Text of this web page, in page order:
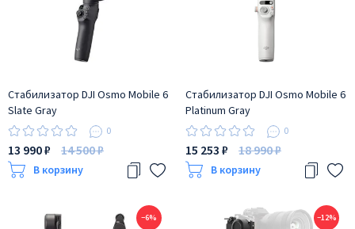
Стабилизатор DJI Osmo Mobile 6
Slate Gray
0
13 990 ₽ 14 500 ₽
В корзину
Стабилизатор DJI Osmo Mobile 6
Platinum Gray
0
15 253 ₽ 18 990 ₽
В корзину
−6% −12%